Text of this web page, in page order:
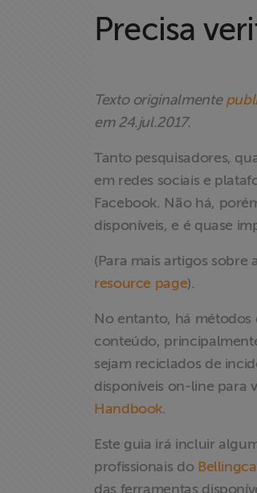
Precisa
Texto originalmente
em 24.jul.2017.
Tanto pesquisadores,
em redes sociais e
Facebook. Não há,
disponíveis, e é quase
(Para mais artigos sobre
resource page).
No entanto, há
conteúdo,
sejam reciclados de
disponíveis on-line para
Handbook.
Este guia irá incluir
profissionais do
das ferramentas